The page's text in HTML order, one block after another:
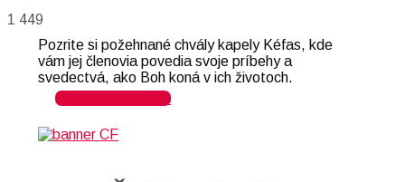
1 449
Pozrite si požehnané chvály kapely Kéfas, kde
vám jej členovia povedia svoje príbehy a
svedectvá, ako Boh koná v ich životoch.
Späť do archívu